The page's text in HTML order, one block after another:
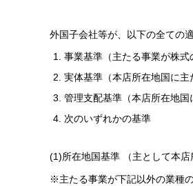
外国子会社等が、以下の全ての
事業基準（主たる事業が株式
実体基準（本店所在地国に主
管理支配基準（本店所在地国
次のいずれかの基準
(1)所在地国基準 （主として本店
※主たる事業が下記以外の業種